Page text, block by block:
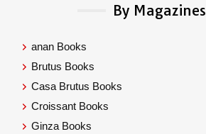
By Magazines
anan Books
Brutus Books
Casa Brutus Books
Croissant Books
Ginza Books